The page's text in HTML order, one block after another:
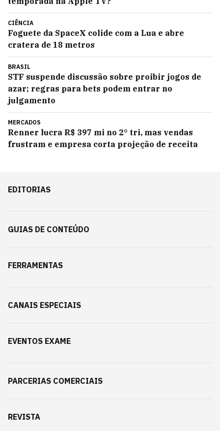
CIÊNCIA
Foguete da SpaceX colide com a Lua e abre
cratera de 18 metros
BRASIL
STF suspende discussão sobre proibir jogos de
azar; regras para bets podem entrar no
julgamento
MERCADOS
Renner lucra R$ 397 mi no 2° tri, mas vendas
frustram e empresa corta projeção de receita
EDITORIAS
GUIAS DE CONTEÚDO
FERRAMENTAS
CANAIS ESPECIAIS
EVENTOS EXAME
PARCERIAS COMERCIAIS
REVISTA